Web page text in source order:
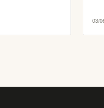
03/